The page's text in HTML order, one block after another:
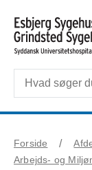
Forside
Arbejds- og